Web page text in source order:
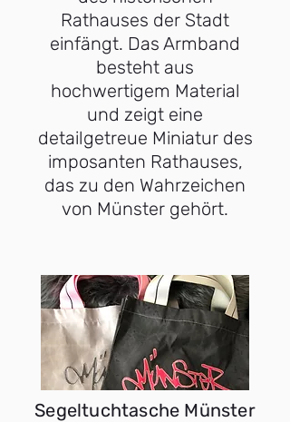
Rathauses der Stadt
einfängt. Das Armband
besteht aus
hochwertigem Material
und zeigt eine
detailgetreue Miniatur des
imposanten Rathauses,
das zu den Wahrzeichen
von Münster gehört.
Segeltuchtasche Münster